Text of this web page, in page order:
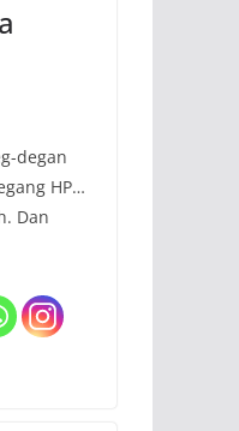
degan
HP…
Dan